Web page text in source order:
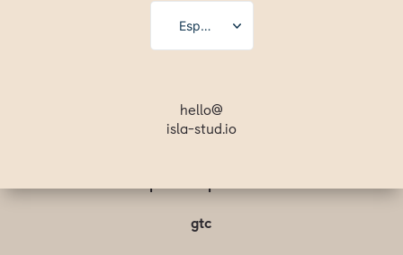
Español
Français
hello@
isla-stud.io
gtc